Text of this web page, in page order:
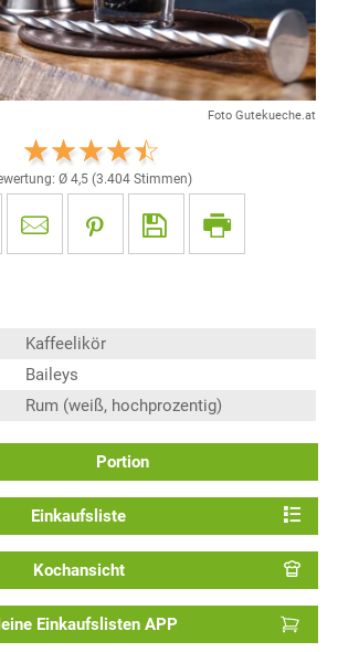
Foto Gutekueche.at
Ø 4,5 (3.404 Stimmen)
Kaffeelikör
Baileys
Rum (weiß, hochprozentig)
Portion
Einkaufsliste
Kochansicht
Einkaufslisten APP